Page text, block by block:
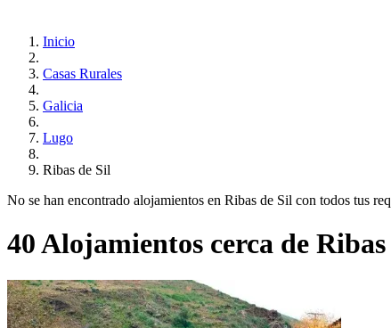
Inicio
Casas Rurales
Galicia
Lugo
Ribas de Sil
No se han encontrado alojamientos en Ribas de Sil con todos tus
40 Alojamientos cerca de